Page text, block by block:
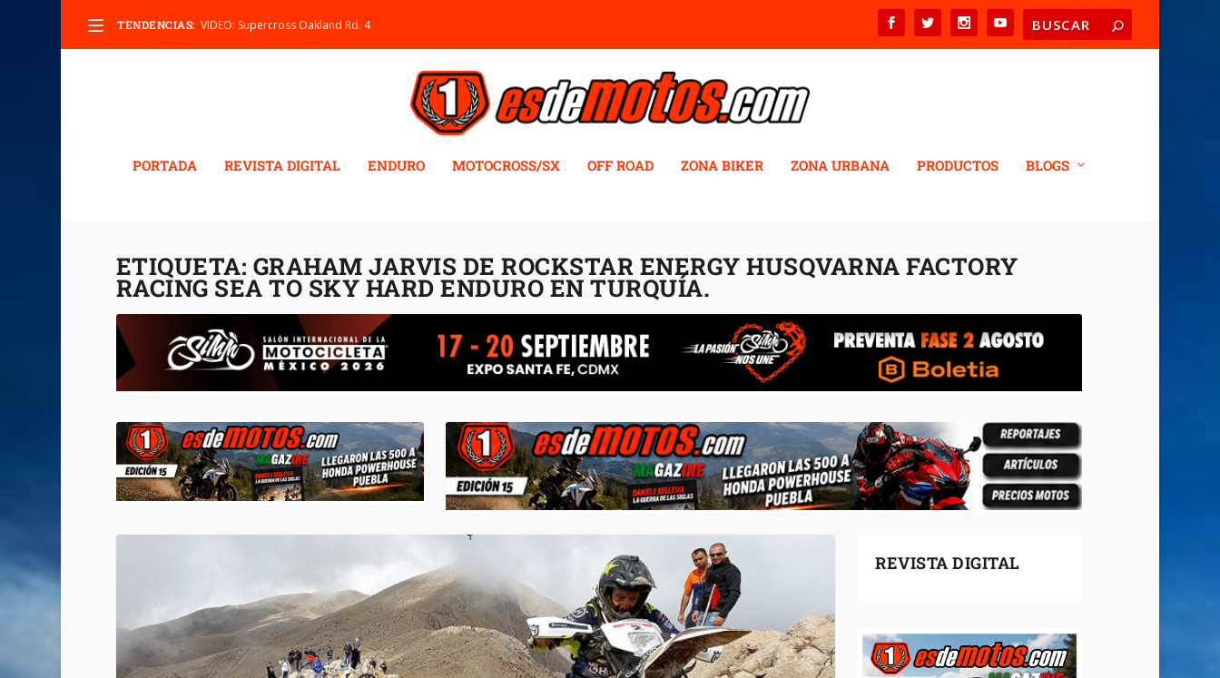
TENDENCIAS: VIDEO: Supercross Oakland Rd. 4
PORTADA REVISTA DIGITAL ENDURO MOTOCROSS/SX OFF ROAD ZONA BIKER ZONA URBANA PRODUCTOS BLOGS
ETIQUETA: GRAHAM JARVIS DE ROCKSTAR ENERGY HUSQVARNA FACTORY
RACING SEA TO SKY HARD ENDURO EN TURQUÍA.
REVISTA DIGITAL